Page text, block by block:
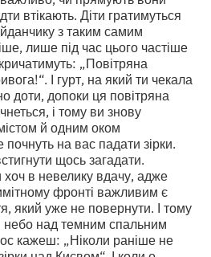
втікають. Діти гратимуться
з таким самим
лише під час цього частіше
„Повітряна
І гурт, на який ти чекала
доти, допоки ця повітряна
і тому ви знову
й одним оком
на вас падати зірки.
щось загадати.
в невелику вдачу, адже
фронті важливим є
який уже не повернути. І тому
небо над темним спальним
кажеш: „Ніколи раніше не